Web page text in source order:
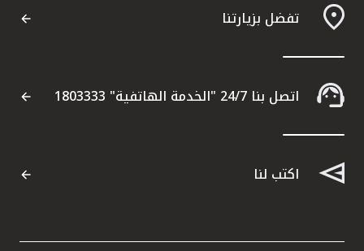
المملكة المتحدة
مملكة البحرين
تفضل بزيارتنا
اتصل بنا 24/7 "الخدمة الهاتفية" 1803333
اكتب لنا